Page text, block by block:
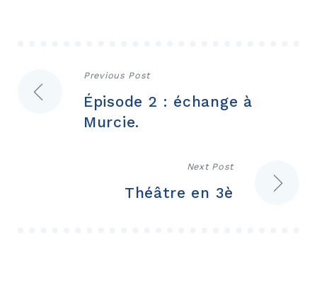
NavigationPrevious Post
Épisode 2 : échange à
Murcie.
Next Post
Théâtre en 3è